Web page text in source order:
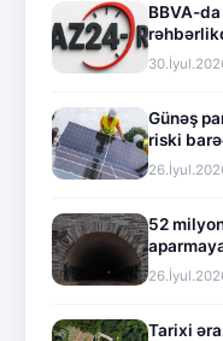
BBVA-
Günəş
riski
52
Tarixi